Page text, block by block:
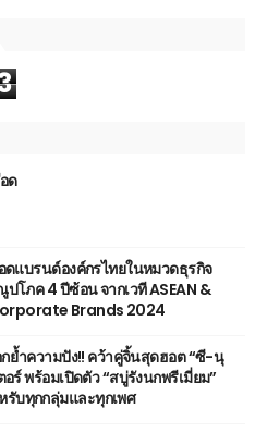
ด
ดแบรนด์องค์กรไทยในหมวดธุรกิจ
โภค 4 ปีซ้อน จากเวที ASEAN &
Brands 2024
กย้ำความปัง!! คว้าคู่จิ้นสุดฮอต “ซี-นุ
ร์ พร้อมเปิดตัว “สบู่รังนกพรีเมี่ยม”
บทุกกลุ่มและทุกเพศ